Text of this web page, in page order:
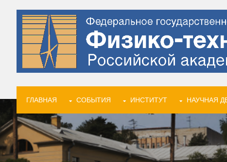
ГЛАВНАЯ СОБЫТИЯ ИНСТИТУТ НАУЧНАЯ